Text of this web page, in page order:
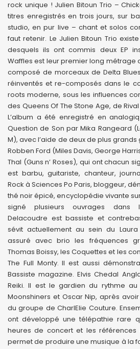
rock unique ! Julien Bitoun Trio –
titres enregistrés en trois jours, sur
studio, en pur live – chant et solos
faut retenir. Le Julien Bitoun Trio
desquels ils ont commis deux EP
Waffles est leur premier long métrage
composé de morceaux de Delta
réinventés et re-composés dans le
roots moderne, sous les influences
des Queens Of The Stone Age, de
L’album a été enregistré en
Question de Son par Mika Rangeard
M), avec l’aide de deux de plus
Robben Ford (Miles Davis, George
Thal (Guns n’ Roses), qui ont chacun
est barbu, guitariste, chanteur,
Rock à Sciences Po Paris, bloggeur,
thé noir épicé, encyclopédie vivante
signé plusieurs ouvrages dans
Delacoudre est bassiste et
sévit actuellement au sein du
assuré avec brio les fréquences
Thomas Boissy, les Coquettes et les
The Full Monty. Il est aussi
Bassiste magazine. Elvis Chedal
Reiki. Il est le gardien du rythme au
Moonshiners et Oscar Nip, après
du groupe de CharlElie Couture.
ont développé une télépathie rare
heures de concert et les références
permet de produire une musique à la